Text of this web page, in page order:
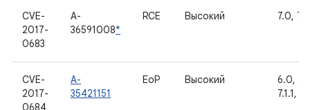
CVE-
2017-
0683
A-
36591008*
RCE Высокий 7.0,
CVE-
2017-
0684
A-
35421151
EoP Высокий
6.0,
7.1.1,